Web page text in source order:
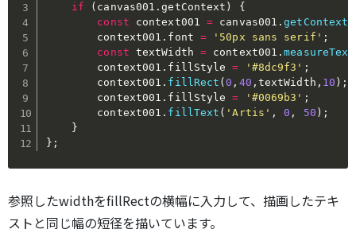
if
( canvas001 .getContext )
{
const context001 = canvas001 .getContext
        context001
. font = '50px sans serif' ;
const textWidth = context001 .measureText
        context001
. fillStyle = '#8dc9f3' ;
        context001
. fillRect (0 , 40 , textWidth , 10 ) ;
        context001
. fillStyle = '#0069b3' ;
        context001
. fillText ( 'Artis' , 0 , 50 ) ;
}
} ;
参照したwidthをfillRectの横幅に入力して、描画したテキ
ストと同じ幅の短径を描いています。